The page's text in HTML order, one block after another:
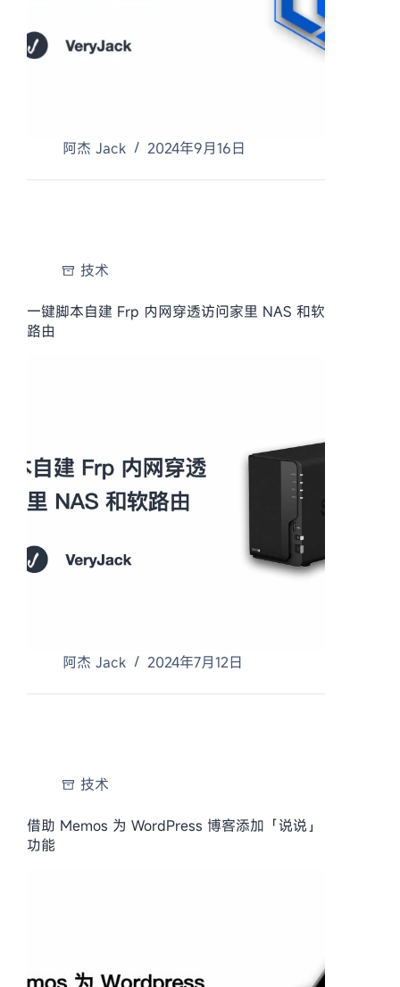
阿杰 Jack 2024年9月16日
技术
一键脚本自建 Frp 内网穿透访问家里 NAS 和软
路由
阿杰 Jack 2024年7月12日
技术
借助 Memos 为 WordPress 博客添加「说说」
功能